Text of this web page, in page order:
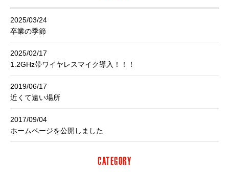
2025/03/24
卒業の季節
2025/02/17
1.2GHz帯ワイヤレスマイク導入！！！
2019/06/17
近くて遠い場所
2017/09/04
ホームページを公開しました
CATEGORY